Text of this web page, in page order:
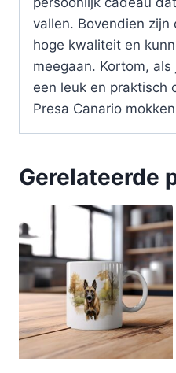
vallen. Bovendien zijn
hoge kwaliteit en
meegaan. Kortom,
een leuk en praktisch
Presa Canario
Gerelateerde